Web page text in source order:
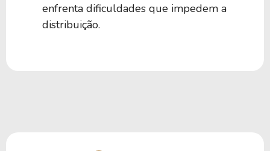
enfrenta dificuldades que impedem a
distribuição.